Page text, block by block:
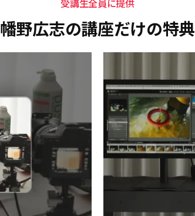
受講生全員に提供
幡野広志の講座だけの特典